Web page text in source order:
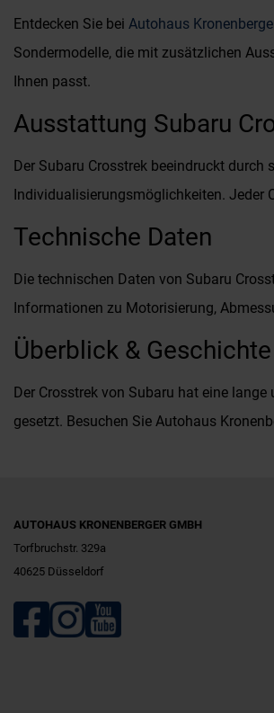
Entdecken Sie bei Autohaus
Sondermodelle, die mit zusätzlichen
Ihnen passt.
Ausstattung Subaru
Der Subaru Crosstrek beeindruckt
Individualisierungsmöglichkeiten. Jeder
Technische Daten
Die technischen Daten von Subaru
Informationen zu Motorisierung,
Überblick &
Der Crosstrek von Subaru hat eine
gesetzt. Besuchen Sie Autohaus
AUTOHAUS KRONENBERGER GMBH
Torfbruchstr. 329a
40625 Düsseldorf